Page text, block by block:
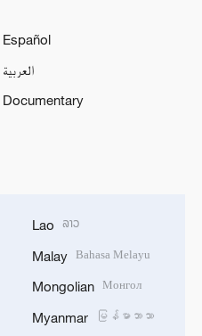
Español
العربية
Documentary
Lao ລາວ
Malay Bahasa Melayu
Mongolian Монгол
Myanmar မြန်မာဘာသာ